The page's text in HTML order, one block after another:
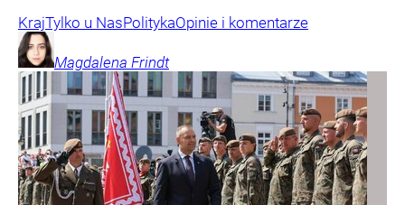
KrajTylko u NasPolitykaOpinie i komentarze
Magdalena Frindt